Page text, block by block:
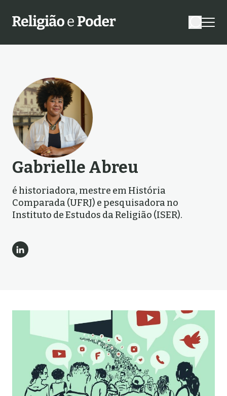
Gabrielle Abreu
é historiadora, mestre em História
Comparada (UFRJ) e pesquisadora no
Instituto de Estudos da Religião (ISER).